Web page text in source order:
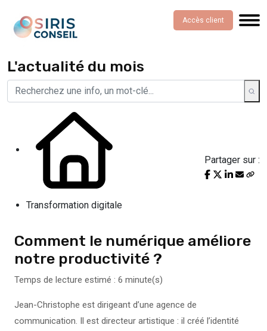
Accès client
L'actualité du mois
Transformation digitale
Partager sur :
Comment le numérique améliore
notre productivité ?
Temps de lecture estimé : 6 minute(s)
Jean-Christophe est dirigeant d’une agence de
communication. Il est directeur artistique : il créé l’identité